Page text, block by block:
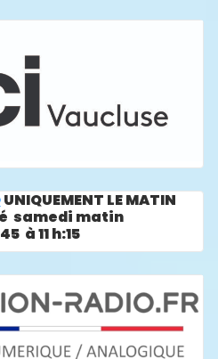
UNIQUEMENT LE MATIN
samedi matin
à 11 h:15